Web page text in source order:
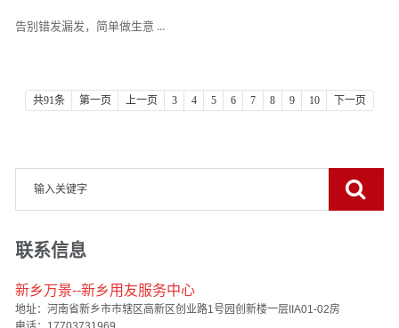
告别错发漏发，简单做生意 ...
共91条 第一页 上一页 3 4 5 6 7 8 9 10 下一页
联系信息
新乡万景--新乡用友服务中心
地址：河南省新乡市市辖区高新区创业路1号园创新楼一层IIA01-02房